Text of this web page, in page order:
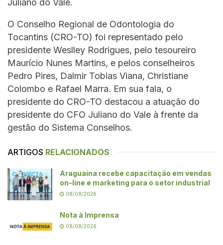
Juliano do Vale.
O Conselho Regional de Odontologia do
Tocantins (CRO-TO) foi representado pelo
presidente Weslley Rodrigues, pelo tesoureiro
Maurício Nunes Martins, e pelos conselheiros
Pedro Pires, Dalmir Tobias Viana, Christiane
Colombo e Rafael Marra. Em sua fala, o
presidente do CRO-TO destacou a atuação do
presidente do CFO Juliano do Vale à frente da
gestão do Sistema Conselhos.
ARTIGOS RELACIONADOS
Araguaína recebe capacitação em vendas
on-line e marketing para o setor industrial
08/08/2026
Nota à Imprensa
08/08/2026